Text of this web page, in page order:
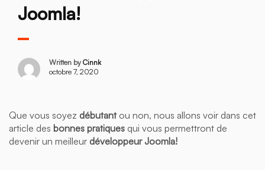
Joomla!
Written by Cinnk
octobre 7, 2020
Que vous soyez débutantou non, nous allons voir dans cet
article des bonnes pratiques qui vous permettront de
devenir un meilleur développeur Joomla!